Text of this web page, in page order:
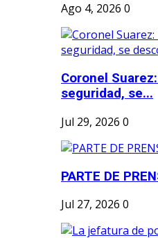
Ago 4, 2026 0
Coronel
seguridad, se...
Jul 29, 2026 0
PARTE DE
Jul 27, 2026 0